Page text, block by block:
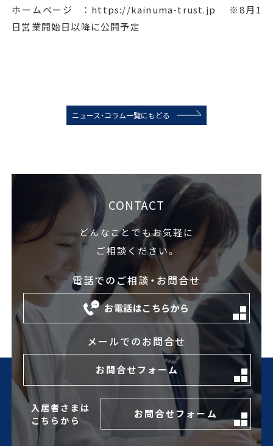
ホームページ ： https://kainuma-trust.jp ※8月1
日営業開始日以降に公開予定
ニュース・コラム一覧にもどる
CONTACT
どんなことでもお気軽に
ご相談ください。
電話でのご相談・お問合せ
お電話はこちらから
メールでのお問合せ
お問合せフォーム
入居者さまは
こちらから
お問合せフォーム